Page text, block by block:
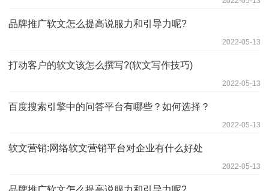
品牌推广软文怎么提高说服力和引导力呢?
2022-05-13
打动客户的软文该怎么撰写?(软文写作技巧)
2022-05-13
百度搜索引擎中的问答平台有哪些？如何选择？
2022-05-13
软文营销:网络软文营销平台对企业有什么好处
2022-05-13